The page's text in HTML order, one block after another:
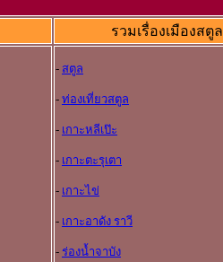
รวมเรื่องเมืองสตูล
- สตูล
- ท่องเที่ยวสตูล
- เกาะหลีเป๊ะ
- เกาะตะรุเตา
- เกาะไข่
- เกาะอาดัง ราวี
- ร่องน้ำจาบัง